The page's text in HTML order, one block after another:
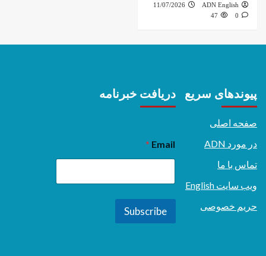
ADN English
11/07/2026
0
47
پیوندهای سریع
صفحه اصلی
در مورد ADN
تماس با ما
ویب سایت English
حریم خصوصی
دریافت خبرنامه
Email
*
Subscribe